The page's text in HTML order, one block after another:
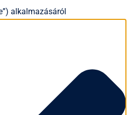
alkalmazásáról